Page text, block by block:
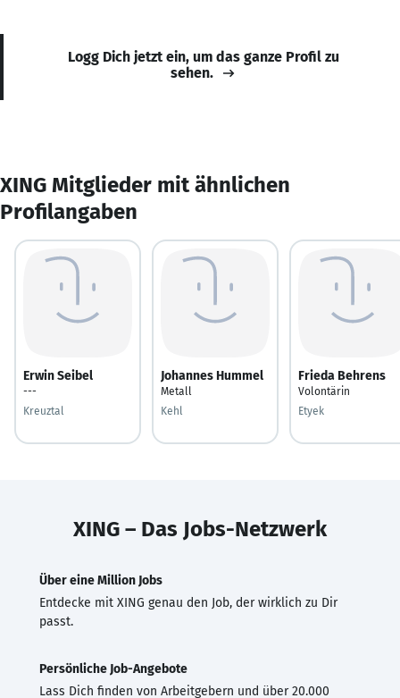
Logg Dich jetzt ein, um das ganze Profil zu
sehen.
XING Mitglieder mit ähnlichen
Profilangaben
Erwin Seibel
---
Kreuztal
Johannes Hummel
Metall
Kehl
Frieda Behrens
Volontärin
Etyek
XING – Das Jobs-Netzwerk
Über eine Million Jobs
Entdecke mit XING genau den Job, der wirklich zu Dir
passt.
Persönliche Job-Angebote
Lass Dich finden von Arbeitgebern und über 20.000